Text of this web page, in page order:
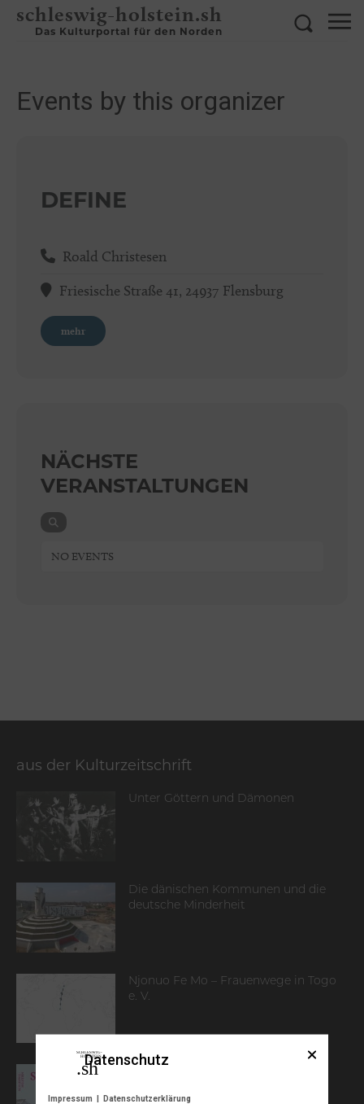
schleswig-holstein.sh
Das Kulturportal für den Norden
Events by this organizer
DEFINE
Roald Christesen
Friesische Straße 41, 24937 Flensburg
mehr
NÄCHSTE
VERANSTALTUNGEN
NO EVENTS
aus der Kulturzeitschrift
Unter Göttern und Dämonen
Die dänischen Kommunen und die
deutsche Minderheit
Njonuo Fe Mo – Frauenwege in Togo
e. V.
Datenschutz
Impressum Datenschutzerklärung